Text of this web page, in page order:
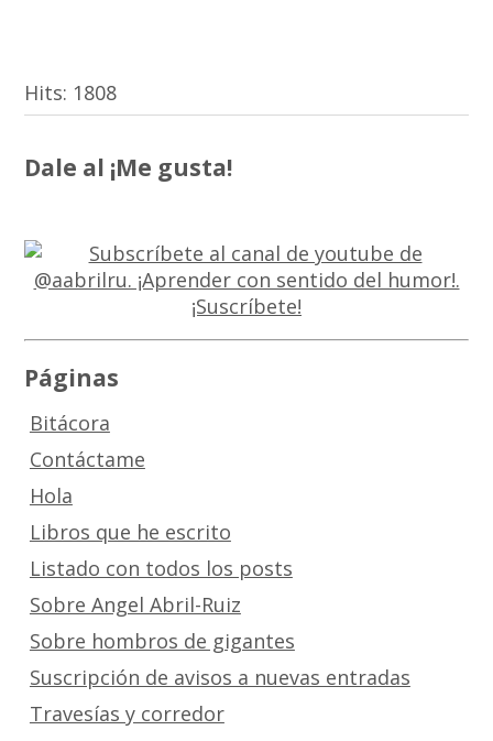
Hits: 1808
Dale al ¡Me gusta!
Páginas
Bitácora
Contáctame
Hola
Libros que he escrito
Listado con todos los posts
Sobre Angel Abril-Ruiz
Sobre hombros de gigantes
Suscripción de avisos a nuevas entradas
Travesías y corredor